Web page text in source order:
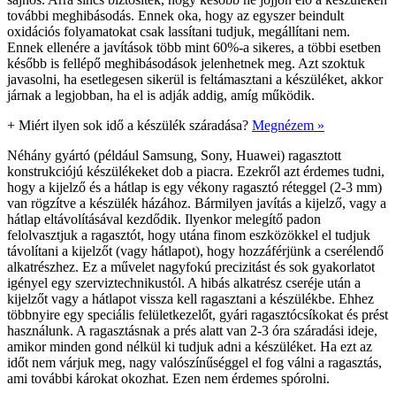
további meghibásodás. Ennek oka, hogy az egyszer beindult
oxidációs folyamatokat csak lassítani tudjuk, megállítani nem.
Ennek ellenére a javítások több mint 60%-a sikeres, a többi esetben
később is fellépő meghibásodások jelenhetnek meg. Azt szoktuk
javasolni, ha esetlegesen sikerül is feltámasztani a készüléket, akkor
járnak a legjobban, ha el is adják addig, amíg működik.
+ Miért ilyen sok idő a készülék száradása? Megnézem »
Néhány gyártó (például Samsung, Sony, Huawei) ragasztott
konstrukciójú készülékeket dob a piacra. Ezekről azt érdemes tudni,
hogy a kijelző és a hátlap is egy vékony ragasztó réteggel (2-3 mm)
van rögzítve a készülék házához. Bármilyen javítás a kijelző, vagy a
hátlap eltávolításával kezdődik. Ilyenkor melegítő padon
felolvasztjuk a ragasztót, hogy utána finom eszközökkel el tudjuk
távolítani a kijelzőt (vagy hátlapot), hogy hozzáférjünk a cserélendő
alkatrészhez. Ez a művelet nagyfokú precizitást és sok gyakorlatot
igényel egy szerviztechnikustól. A hibás alkatrész cseréje után a
kijelzőt vagy a hátlapot vissza kell ragasztani a készülékbe. Ehhez
többnyire egy speciális felületkezelőt, gyári ragasztócsíkokat és prést
használunk. A ragasztásnak a prés alatt van 2-3 óra száradási ideje,
amikor minden gond nélkül ki tudjuk adni a készüléket. Ha ezt az
időt nem várjuk meg, nagy valószínűséggel el fog válni a ragasztás,
ami további károkat okozhat. Ezen nem érdemes spórolni.